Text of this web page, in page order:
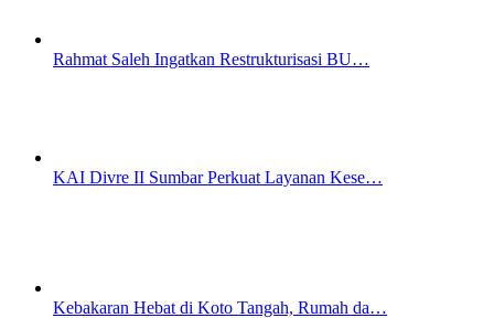
Rahmat Saleh Ingatkan Restrukturisasi BU…
KAI Divre II Sumbar Perkuat Layanan Kese…
Kebakaran Hebat di Koto Tangah, Rumah da…